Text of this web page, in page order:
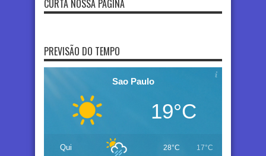
CURTA NOSSA PÁGINA
PREVISÃO DO TEMPO
Sao Paulo
19°C
Qui 28°C 17°C